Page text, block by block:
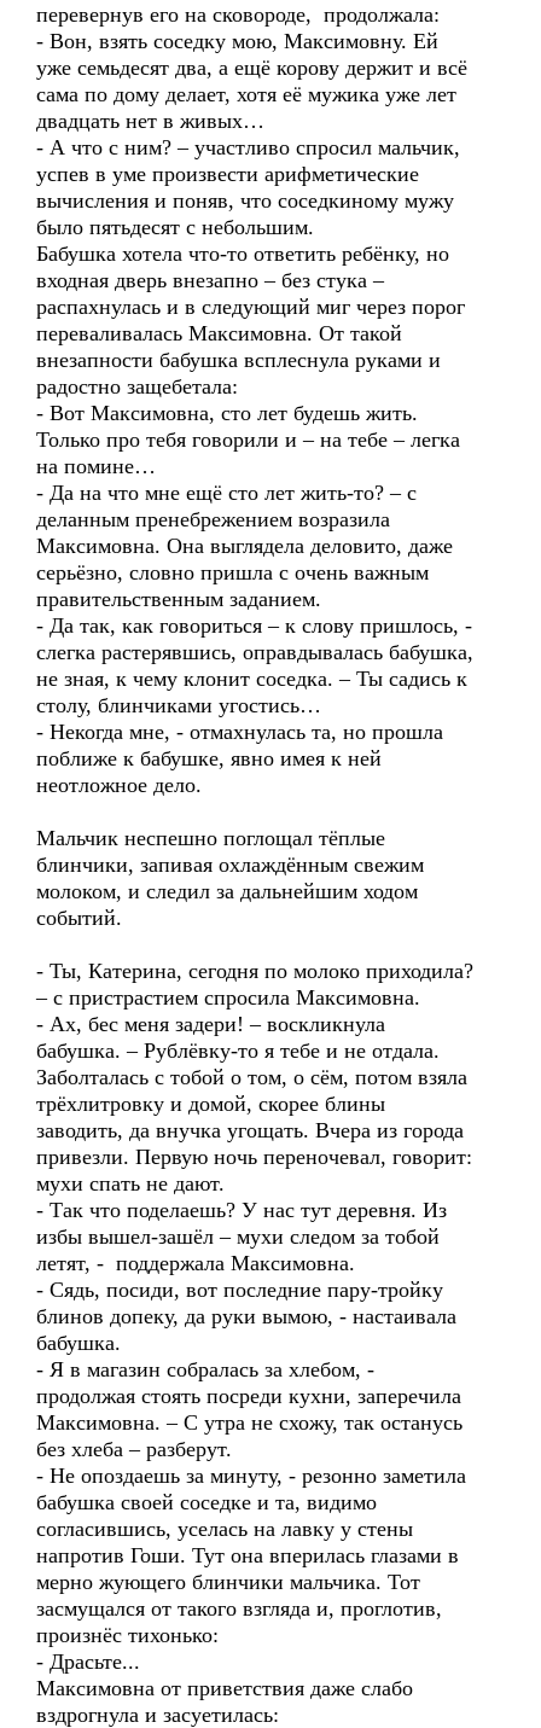
перевернув его на сковороде, продолжала:
- Вон, взять соседку мою, Максимовну. Ей
уже семьдесят два, а ещё корову держит и всё
сама по дому делает, хотя её мужика уже лет
двадцать нет в живых…
- А что с ним? – участливо спросил мальчик,
успев в уме произвести арифметические
вычисления и поняв, что соседкиному мужу
было пятьдесят с небольшим.
Бабушка хотела что-то ответить ребёнку, но
входная дверь внезапно – без стука –
распахнулась и в следующий миг через порог
переваливалась Максимовна. От такой
внезапности бабушка всплеснула руками и
радостно защебетала:
- Вот Максимовна, сто лет будешь жить.
Только про тебя говорили и – на тебе – легка
на помине…
- Да на что мне ещё сто лет жить-то? – с
деланным пренебрежением возразила
Максимовна. Она выглядела деловито, даже
серьёзно, словно пришла с очень важным
правительственным заданием.
- Да так, как говориться – к слову пришлось, -
слегка растерявшись, оправдывалась бабушка,
не зная, к чему клонит соседка. – Ты садись к
столу, блинчиками угостись…
- Некогда мне, - отмахнулась та, но прошла
поближе к бабушке, явно имея к ней
неотложное дело.
Мальчик неспешно поглощал тёплые
блинчики, запивая охлаждённым свежим
молоком, и следил за дальнейшим ходом
событий.
- Ты, Катерина, сегодня по молоко приходила?
– с пристрастием спросила Максимовна.
- Ах, бес меня задери! – воскликнула
бабушка. – Рублёвку-то я тебе и не отдала.
Заболталась с тобой о том, о сём, потом взяла
трёхлитровку и домой, скорее блины
заводить, да внучка угощать. Вчера из города
привезли. Первую ночь переночевал, говорит:
мухи спать не дают.
- Так что поделаешь? У нас тут деревня. Из
избы вышел-зашёл – мухи следом за тобой
летят, - поддержала Максимовна.
- Сядь, посиди, вот последние пару-тройку
блинов допеку, да руки вымою, - настаивала
бабушка.
- Я в магазин собралась за хлебом, -
продолжая стоять посреди кухни, заперечила
Максимовна. – С утра не схожу, так останусь
без хлеба – разберут.
- Не опоздаешь за минуту, - резонно заметила
бабушка своей соседке и та, видимо
согласившись, уселась на лавку у стены
напротив Гоши. Тут она вперилась глазами в
мерно жующего блинчики мальчика. Тот
засмущался от такого взгляда и, проглотив,
произнёс тихонько:
- Драсьте...
Максимовна от приветствия даже слабо
вздрогнула и засуетилась: